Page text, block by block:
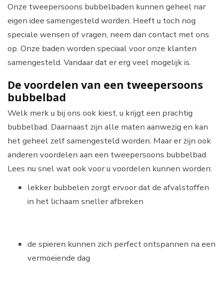
Onze tweepersoons bubbelbaden kunnen geheel nar
eigen idee samengesteld worden. Heeft u toch nog
speciale wensen of vragen, neem dan contact met ons
op. Onze baden worden speciaal voor onze klanten
samengesteld. Vandaar dat er erg veel mogelijk is.
De voordelen van een tweepersoons
bubbelbad
Welk merk u bij ons ook kiest, u krijgt een prachtig
bubbelbad. Daarnaast zijn alle maten aanwezig en kan
het geheel zelf samengesteld worden. Maar er zijn ook
anderen voordelen aan een tweepersoons bubbelbad.
Lees nu snel wat ook voor u voordelen kunnen worden:
lekker bubbelen zorgt ervoor dat de afvalstoffen
in het lichaam sneller afbreken
de spieren kunnen zich perfect ontspannen na een
vermoeiende dag